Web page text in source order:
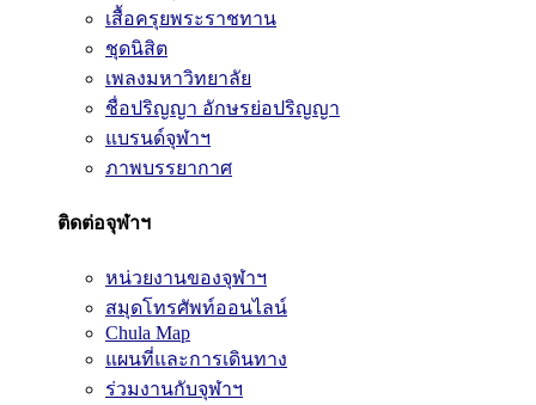
เสื้อครุยพระราชทาน
ชุดนิสิต
เพลงมหาวิทยาลัย
ชื่อปริญญา อักษรย่อปริญญา
แบรนด์จุฬาฯ
ภาพบรรยากาศ
ติดต่อจุฬาฯ
หน่วยงานของจุฬาฯ
สมุดโทรศัพท์ออนไลน์
Chula Map
แผนที่และการเดินทาง
ร่วมงานกับจุฬาฯ